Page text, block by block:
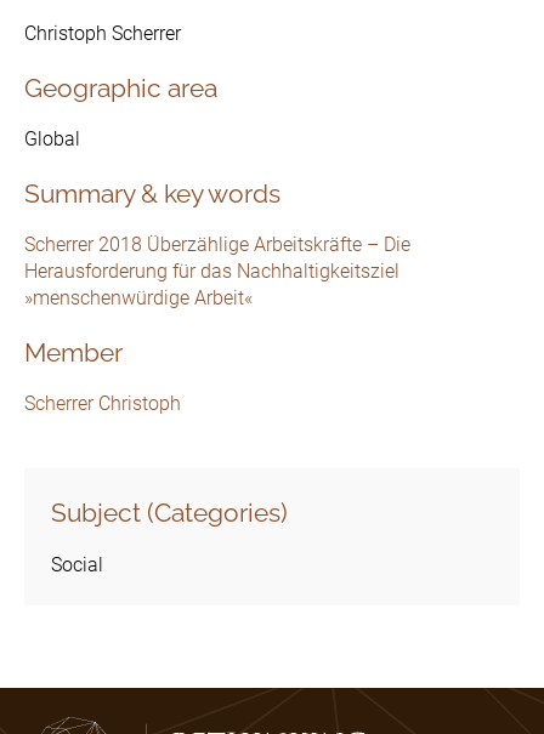
Christoph Scherrer
Geographic area
Global
Summary & key words
Scherrer 2018 Überzählige Arbeitskräfte – Die
Herausforderung für das Nachhaltigkeitsziel
»menschenwürdige Arbeit«
Member
Scherrer Christoph
Subject (Categories)
Social